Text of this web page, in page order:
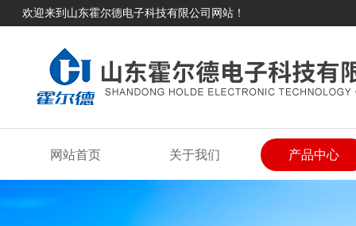
欢迎来到山东霍尔德电子科技有限公司网站！
网站首页 关于我们 产品中心